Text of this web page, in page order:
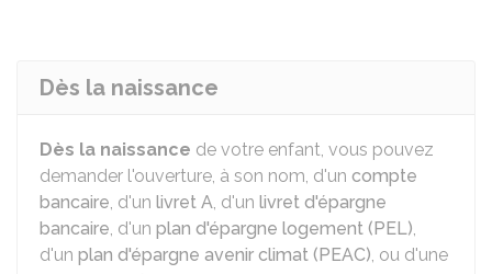
Dès la naissance
Dès la naissance de votre enfant, vous pouvez
demander l'ouverture, à son nom, d'un compte
bancaire, d'un livret A, d'un livret d'épargne
bancaire, d'un plan d'épargne logement (PEL),
d'un plan d'épargne avenir climat (PEAC), ou d'une